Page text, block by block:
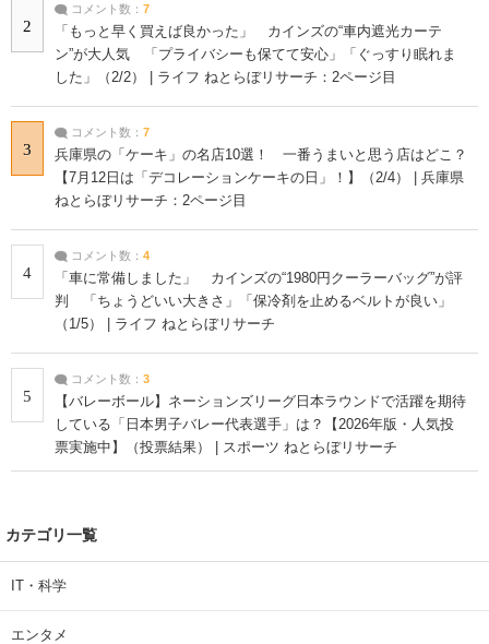
2
コメント数： 7
「もっと早く買えば良かった」 カインズの“車内遮光カーテ
ン”が大人気 「プライバシーも保てて安心」「ぐっすり眠れま
した」（2/2） | ライフ ねとらぼリサーチ：2ページ目
3
コメント数： 7
兵庫県の「ケーキ」の名店10選！ 一番うまいと思う店はどこ？
【7月12日は「デコレーションケーキの日」！】（2/4） | 兵庫県
ねとらぼリサーチ：2ページ目
4
コメント数： 4
「車に常備しました」 カインズの“1980円クーラーバッグ”が評
判 「ちょうどいい大きさ」「保冷剤を止めるベルトが良い」
（1/5） | ライフ ねとらぼリサーチ
5
コメント数： 3
【バレーボール】ネーションズリーグ日本ラウンドで活躍を期待
している「日本男子バレー代表選手」は？【2026年版・人気投
票実施中】（投票結果） | スポーツ ねとらぼリサーチ
カテゴリ一覧
IT・科学
エンタメ